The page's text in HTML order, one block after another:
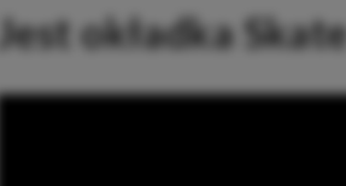
Jest okładka